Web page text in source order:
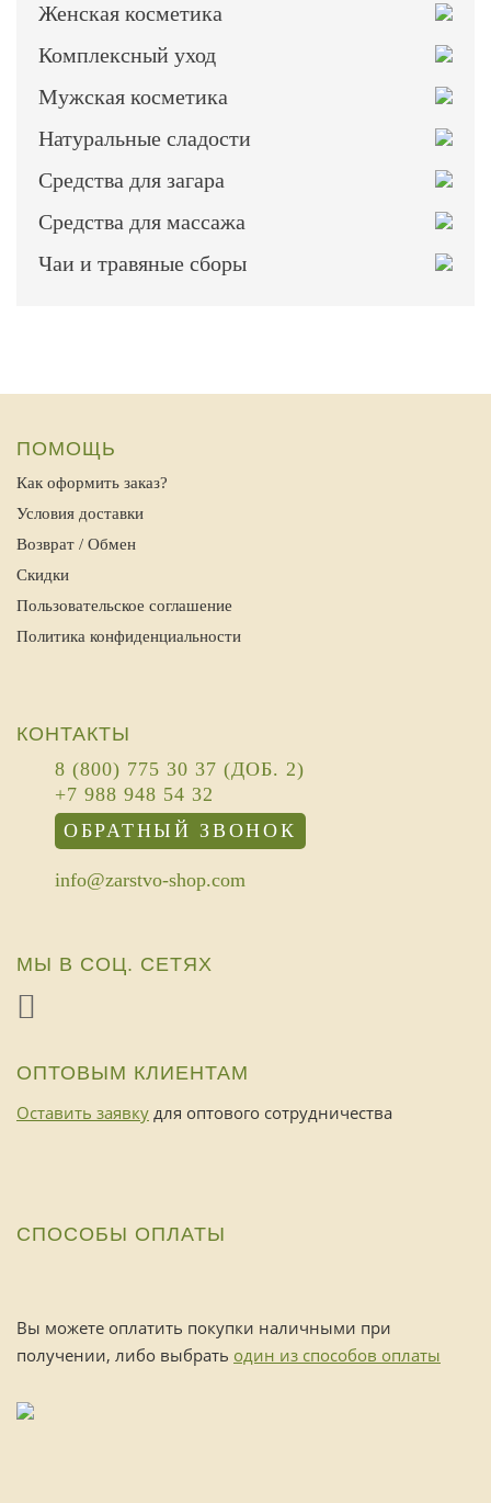
Женская косметика
Комплексный уход
Мужская косметика
Натуральные сладости
Средства для загара
Средства для массажа
Чаи и травяные сборы
ПОМОЩЬ
Как оформить заказ?
Условия доставки
Возврат / Обмен
Скидки
Пользовательское соглашение
Политика конфиденциальности
КОНТАКТЫ
8 (800) 775 30 37 (ДОБ. 2)
+7 988 948 54 32
ОБРАТНЫЙ ЗВОНОК
info@zarstvo-shop.com
МЫ В СОЦ. СЕТЯХ
ОПТОВЫМ КЛИЕНТАМ
Оставить заявку для оптового сотрудничества
СПОСОБЫ ОПЛАТЫ
Вы можете оплатить покупки наличными при
получении, либо выбрать один из способов оплаты